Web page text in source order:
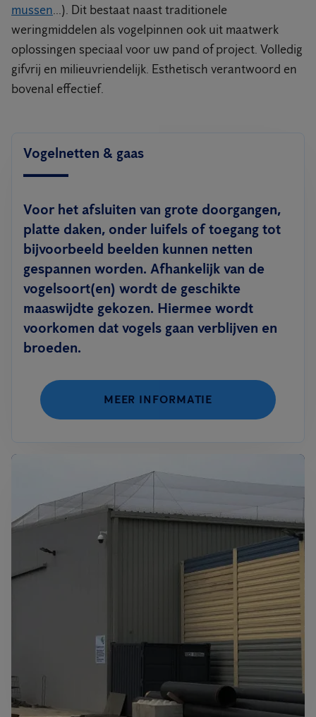
mussen...). Dit bestaat naast traditionele
weringmiddelen als vogelpinnen ook uit maatwerk
oplossingen speciaal voor uw pand of project. Volledig
gifvrij en milieuvriendelijk. Esthetisch verantwoord en
bovenal effectief.
Vogelnetten & gaas
Voor het afsluiten van grote doorgangen,
platte daken, onder luifels of toegang tot
bijvoorbeeld beelden kunnen netten
gespannen worden. Afhankelijk van de
vogelsoort(en) wordt de geschikte
maaswijdte gekozen. Hiermee wordt
voorkomen dat vogels gaan verblijven en
broeden.
MEER INFORMATIE